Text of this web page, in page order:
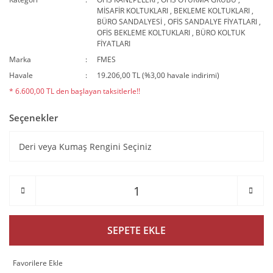
MİSAFİR KOLTUKLARI , BEKLEME KOLTUKLARI ,
BÜRO SANDALYESİ ,OFİS SANDALYE FİYATLARI ,
OFİS BEKLEME KOLTUKLARI , BÜRO KOLTUK
FİYATLARI
Marka
FMES
Havale
19.206,00 TL (%3,00 havale indirimi)
* 6.600,00 TL den başlayan taksitlerle!!
Seçenekler
SEPETE EKLE